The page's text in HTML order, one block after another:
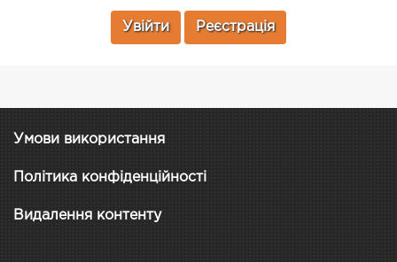
Увійти Реєстрація
Умови використання
Політика конфіденційності
Видалення контенту